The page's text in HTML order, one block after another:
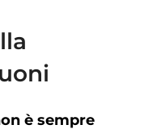
è sempre